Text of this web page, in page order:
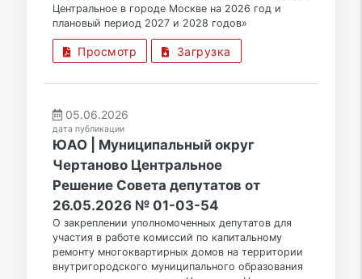
Центральное в городе Москве на 2026 год и
плановый период 2027 и 2028 годов»
Просмотр Загрузка
05.06.2026
дата публикации
ЮАО | Муниципальный округ
Чертаново Центральное
Решение Совета депутатов от
26.05.2026 № 01-03-54
О закреплении уполномоченных депутатов для
участия в работе комиссий по капитальному
ремонту многоквартирных домов на территории
внутригородского муниципального образования